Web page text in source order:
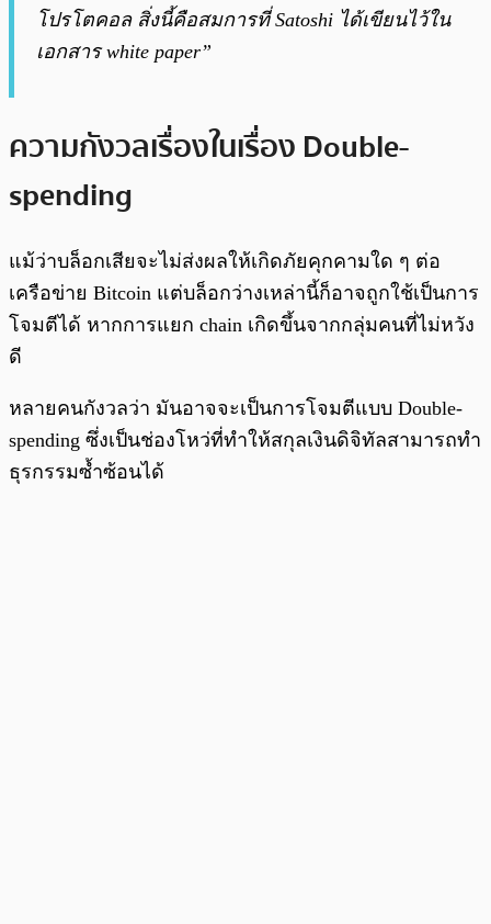
โปรโตคอล สิ่งนี้คือสมการที่ Satoshi ได้เขียนไว้ใน
เอกสาร white paper”
ความกังวลเรื่องในเรื่อง Double-
spending
แม้ว่าบล็อกเสียจะไม่ส่งผลให้เกิดภัยคุกคามใด ๆ ต่อ
เครือข่าย Bitcoin แต่บล็อกว่างเหล่านี้ก็อาจถูกใช้เป็นการ
โจมตีได้ หากการแยก chain เกิดขึ้นจากกลุ่มคนที่ไม่หวัง
ดี
หลายคนกังวลว่า มันอาจจะเป็นการโจมตีแบบ Double-
spending ซึ่งเป็นช่องโหว่ที่ทำให้สกุลเงินดิจิทัลสามารถทำ
ธุรกรรมซ้ำซ้อนได้